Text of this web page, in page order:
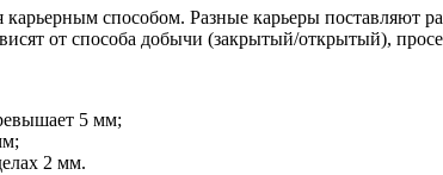
карьерным способом. Разные карьеры поставляют
от способа добычи (закрытый/открытый),
5 мм;
2 мм.